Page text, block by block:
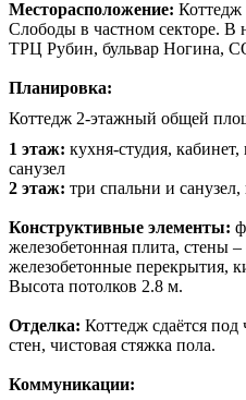
Месторасположение: Коттедж
Слободы в частном секторе. В
ТРЦ Рубин, бульвар Ногина,
Планировка:
Коттедж 2-этажный общей
1 этаж: кухня-студия,
санузел
2 этаж: три спальни и санузел,
Конструктивные элементы:
железобетонная плита, стены
железобетонные перекрытия,
Высота потолков 2.8 м.
Отделка: Коттедж сдаётся
стен, чистовая стяжка пола.
Коммуникации: